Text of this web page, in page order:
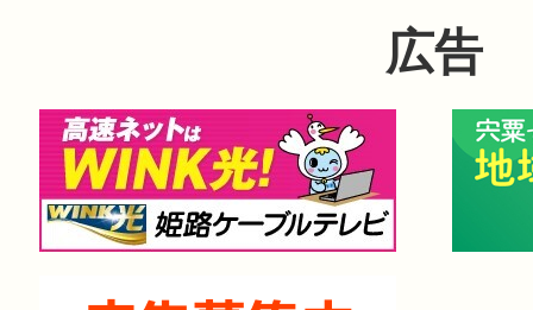
広告